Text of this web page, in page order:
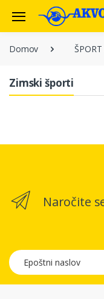
Domov
Zimski športi
Naročite
Epoštni naslov